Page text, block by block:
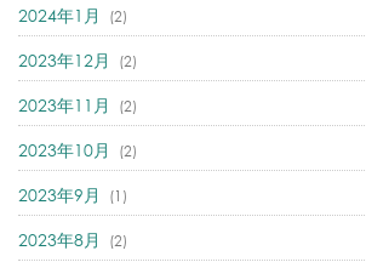
2024年1月 (2)
2023年12月 (2)
2023年11月 (2)
2023年10月 (2)
2023年9月 (1)
2023年8月 (2)